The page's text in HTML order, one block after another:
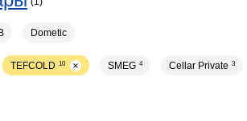
Dometic
TEFCOLD 10 SMEG 4 Cellar Private 3